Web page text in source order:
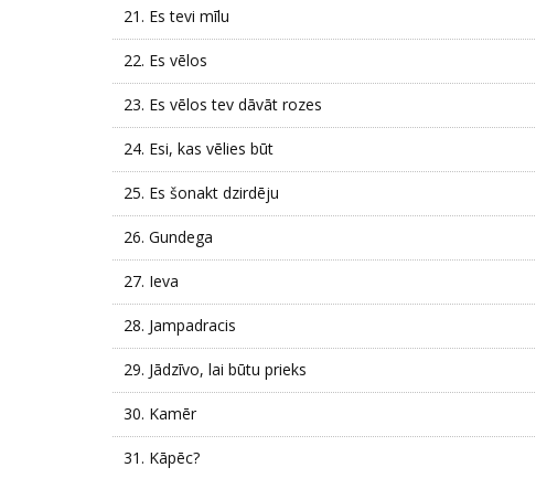
21. Es tevi mīlu
22. Es vēlos
23. Es vēlos tev dāvāt rozes
24. Esi, kas vēlies būt
25. Es šonakt dzirdēju
26. Gundega
27. Ieva
28. Jampadracis
29. Jādzīvo, lai būtu prieks
30. Kamēr
31. Kāpēc?